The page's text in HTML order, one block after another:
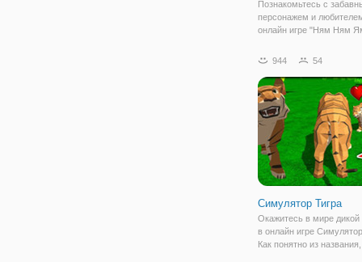
Познакомьтесь с
персонажем и
онлайн игре "Ням Ням
и взрослых, в которой
которой висят суши. Но
перерезать ее
944 54
Симулятор Тигра
Окажитесь в мире дикой
в онлайн игре
Как понятно из